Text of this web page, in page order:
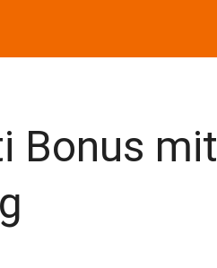
Bonus mit